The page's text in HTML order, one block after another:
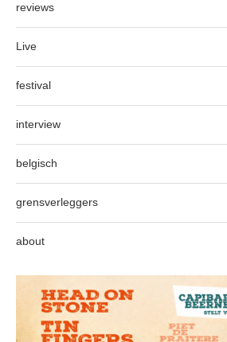
reviews
Live
festival
interview
belgisch
grensverleggers
about